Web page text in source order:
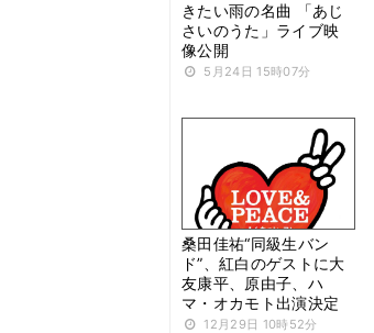
きたい雨の名曲 「あじ
さいのうた」ライブ映
像公開
5月24日 15時07分
桑田佳祐“同級生バン
ド”、紅白のゲストに大
友康平、原由子、ハ
マ・オカモト出演決定
12月29日 10時52分